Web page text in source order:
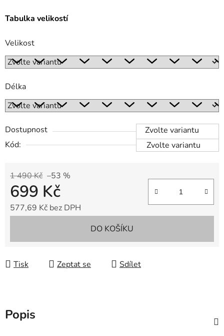
Tabulka velikostí
Velikost
Délka
Dostupnost
Zvolte variantu
Kód:
Zvolte variantu
1 490 Kč –53 %
699 Kč
577,69 Kč bez DPH
DO KOŠÍKU
Tisk Zeptat se Sdílet
Popis